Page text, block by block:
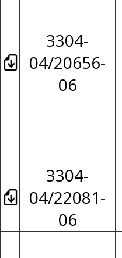
3304-
04/20656-
06
3304-
04/22081-
06